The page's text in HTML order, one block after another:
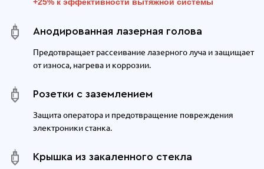
Анодированная лазерная голова
Предотвращает рассеивание лазерного луча и защищает
от износа, нагрева и коррозии.
Розетки с заземлением
Защита оператора и предотвращение повреждения
электроники станка.
Крышка из закаленного стекла